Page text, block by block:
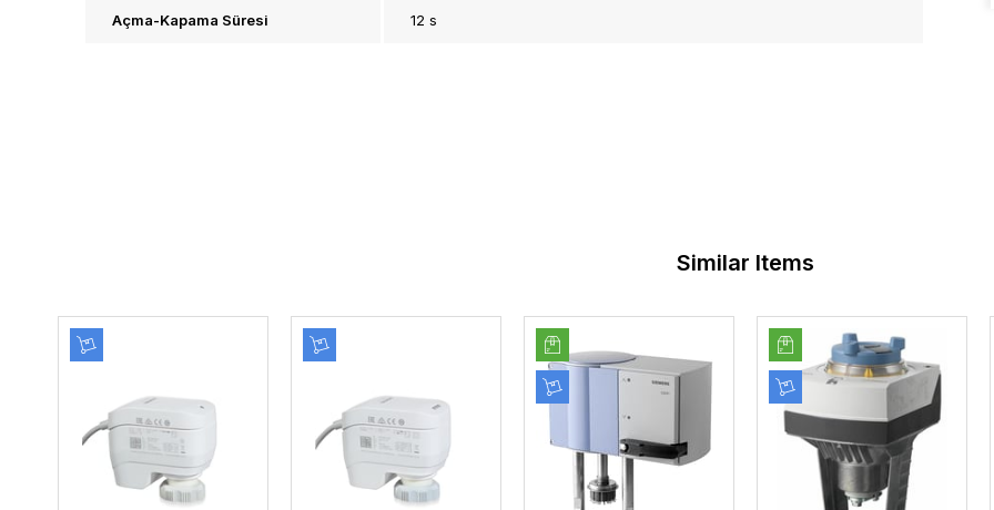
Açma-Kapama Süresi 12 s
Similar Items